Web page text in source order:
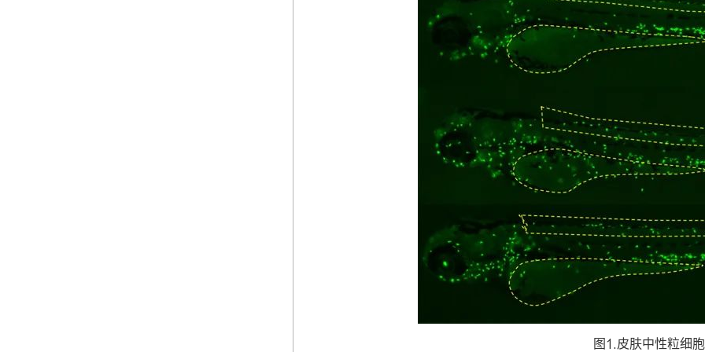
图1.皮肤中性粒细